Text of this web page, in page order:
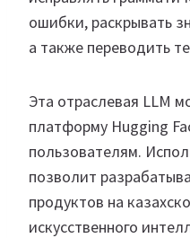
ошибки, раскрывать
а также переводить
Эта отраслевая LLM
платформу Hugging
пользователям.
позволит
продуктов на
искусственного